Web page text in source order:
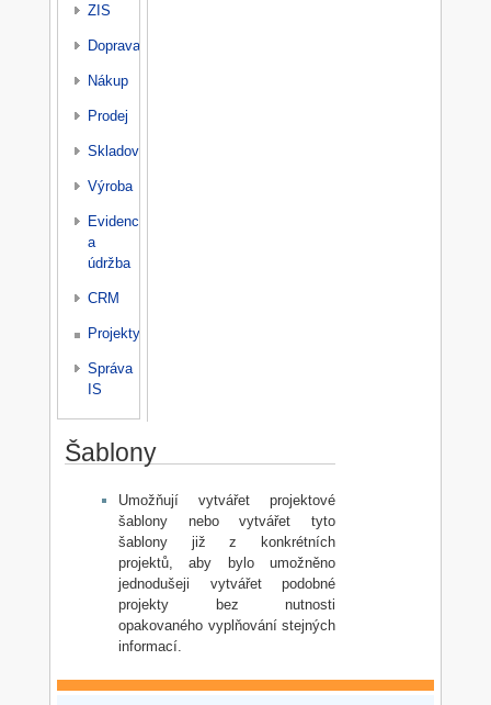
ZIS
Doprava
Nákup
Prodej
Skladování
Výroba
Evidence
a
údržba
CRM
Projekty
Správa
IS
Šablony
Umožňují vytvářet projektové
šablony nebo vytvářet tyto
šablony již z konkrétních
projektů, aby bylo umožněno
jednodušeji vytvářet podobné
projekty bez nutnosti
opakovaného vyplňování stejných
informací.